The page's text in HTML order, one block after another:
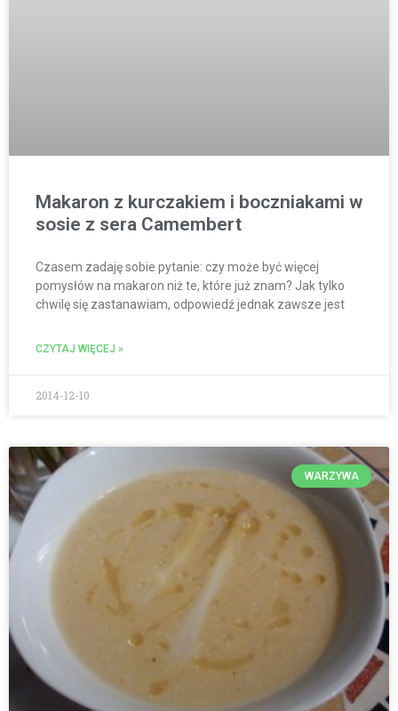
Makaron z kurczakiem i boczniakami w
sosie z sera Camembert
Czasem zadaję sobie pytanie: czy może być więcej
pomysłów na makaron niż te, które już znam? Jak tylko
chwilę się zastanawiam, odpowiedź jednak zawsze jest
CZYTAJ WIĘCEJ »
2014-12-10
WARZYWA